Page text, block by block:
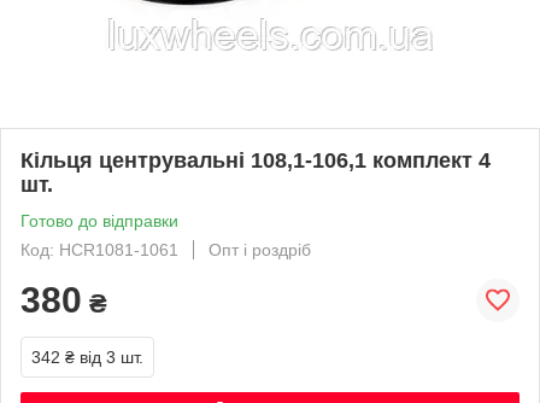
Кільця центрувальні 108,1-106,1 комплект 4
шт.
Готово до відправки
Код: HCR1081-1061
Опт і роздріб
380 ₴
342 ₴ від 3 шт.